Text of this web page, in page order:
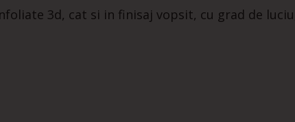
3d, cat si in finisaj vopsit, cu grad de